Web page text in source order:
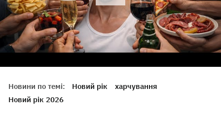
Новини по темі: Новий рік
харчування
Новий рік 2026